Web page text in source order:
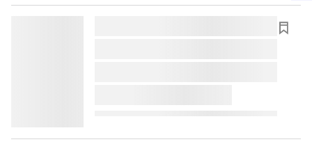
lorem ipsum dolor sit amet ...